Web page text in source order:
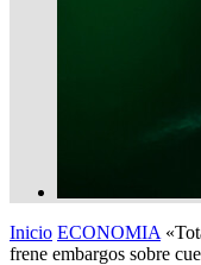
Inicio ECONOMIA
frene embargos sobre